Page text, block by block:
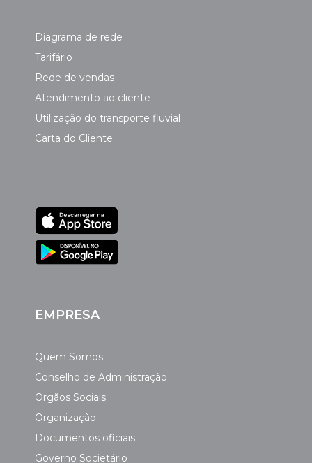
Diagrama de rede
Tarifário
Rede de vendas
Atendimento ao cliente
Utilização do transporte fluvial
Carta do Cliente
EMPRESA
Quem Somos
Conselho de Administração
Orgãos Sociais
Organização
Documentos oficiais
Governo Societário